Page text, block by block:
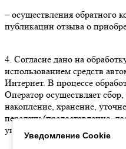
Уведомление Cookie
– осуществления обратного
публикации отзыва о
4. Согласие дано на
использованием средств
Интернет. В процессе
Оператор осуществляет
накопление, хранение,
передачу (предоставление,
уничтожение.